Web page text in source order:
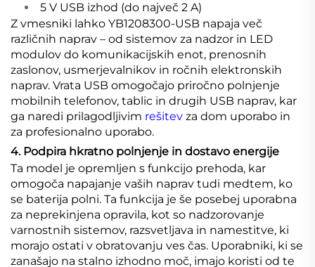
5 V USB izhod (do največ 2 A)
Z vmesniki lahko YB1208300-USB napaja več
različnih naprav – od sistemov za nadzor in LED
modulov do komunikacijskih enot, prenosnih
zaslonov, usmerjevalnikov in ročnih elektronskih
naprav. Vrata USB omogočajo priročno polnjenje
mobilnih telefonov, tablic in drugih USB naprav, kar
ga naredi prilagodljivim rešitev za dom uporabo in
za profesionalno uporabo.
4. Podpira hkratno polnjenje in dostavo energije
Ta model je opremljen s funkcijo prehoda, kar
omogoča napajanje vaših naprav tudi medtem, ko
se baterija polni. Ta funkcija je še posebej uporabna
za neprekinjena opravila, kot so nadzorovanje
varnostnih sistemov, razsvetljava in namestitve, ki
morajo ostati v obratovanju ves čas. Uporabniki, ki se
zanašajo na stalno izhodno moč, imajo koristi od te